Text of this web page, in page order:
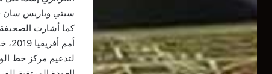
سيتي وباريس سان
كما أشارت
لتدعيم مركز خط